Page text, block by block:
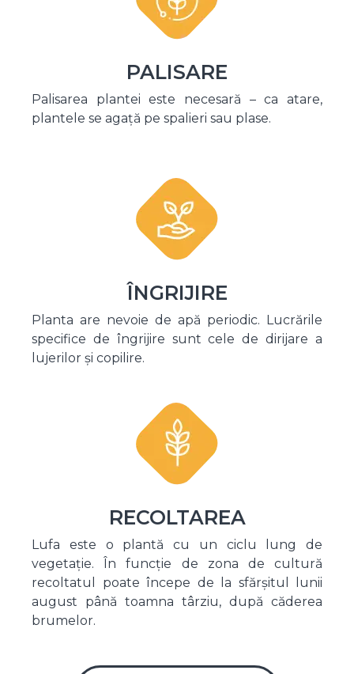
PALISARE
Palisarea plantei este necesară – ca atare,
plantele se agață pe spalieri sau plase.
ÎNGRIJIRE
Planta are nevoie de apă periodic. Lucrările
specifice de îngrijire sunt cele de dirijare a
lujerilor și copilire.
RECOLTAREA
Lufa este o plantă cu un ciclu lung de
vegetație. În funcție de zona de cultură
recoltatul poate începe de la sfărșitul lunii
august până toamna târziu, după căderea
brumelor.